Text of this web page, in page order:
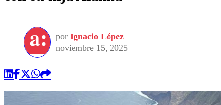
por Ignacio López
noviembre 15, 2025